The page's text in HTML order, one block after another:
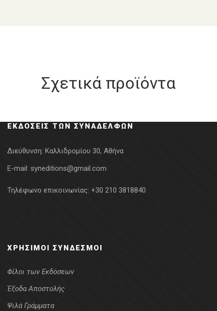
Σχετικά προϊόντα
ΕΚΔΌΣΕΙΣ ΤΩΝ ΣΥΝΑΔΈΛΦΩΝ
Διεύθυνση: Καλλιδρομίου 30, Αθήνα
E-mail: syneditions@gmail.com
Τηλέφωνο επικοινωνίας: +30 210 3818840
ΧΡΉΣΙΜΟΙ ΣΎΝΔΕΣΜΟΙ
Φίλοι των Εκδόσεων
Έξοδα Αποστολής
Ψιλά Γράμματα